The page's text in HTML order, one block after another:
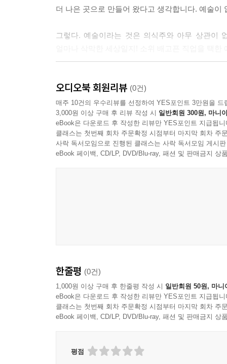
더 나은 곳으로 만들어 왔다고 생각합니다. 예술이
그렇다. 예술이라는 것은 의식주와 아무 상관이
파고들어 사람들의 상처 난 마음을 달래 주는 힘
연출 기법, 노래 가사 설명 등 다양한 읽을거리가
모든 관객들에게 전하는 선물 같은 책이다.
■ 작가의 말
나는 왜 오페라를 하는가? 처음에는 대학에서
연극, 뮤지컬, 오페라를 다 경험해 보고도 오페라
없는 매력이 있기 때문이다. 오페라 연출가는
오디오북 회원리뷰 (0건)
매주 10건의 우수리뷰를 선정하여 YES포인트 3만원을 드
3,000원 이상 구매 후 리뷰 작성 시 일반회원 300원, 마니
eBook은 다운로드 후 작성한 리뷰만 YES포인트 지급됩니
클래스는 첫번째 회차 주문확정 시점부터 마지막 회차 주
사락 독서모임으로 진행된 클래스는 사락 독서모임 게시
eBook 페이백, CD/LP, DVD/Blu-ray, 패션 및 판매금지 상
한줄평 (0건)
1,000원 이상 구매 후 한줄평 작성 시 일반회원 50원, 마니
eBook은 다운로드 후 작성한 리뷰만 YES포인트 지급됩니
클래스는 첫번째 회차 주문확정 시점부터 마지막 회차 주
eBook 페이백, CD/LP, DVD/Blu-ray, 패션 및 판매금지 상
평점